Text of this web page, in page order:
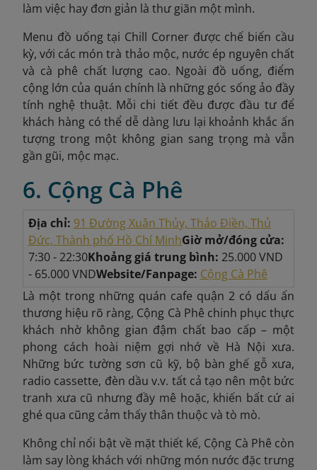
làm việc hay đơn giản là thư giãn một mình.
Menu đồ uống tại Chill Corner được chế biến cầu
kỳ, với các món trà thảo mộc, nước ép nguyên chất
và cà phê chất lượng cao. Ngoài đồ uống, điểm
cộng lớn của quán chính là những góc sống ảo đầy
tính nghệ thuật. Mỗi chi tiết đều được đầu tư để
khách hàng có thể dễ dàng lưu lại khoảnh khắc ấn
tượng trong một không gian sang trọng mà vẫn
gần gũi, mộc mạc.
6. Cộng Cà Phê
Địa chỉ: 91 Đường Xuân Thủy, Thảo Điền, Thủ
Đức, Thành phố Hồ Chí MinhGiờ mở/đóng cửa:
7:30 - 22:30Khoảng giá trung bình: 25.000 VND
- 65.000 VNDWebsite/Fanpage: Cộng Cà Phê
Là một trong những quán cafe quận 2 có dấu ấn
thương hiệu rõ ràng, Cộng Cà Phê chinh phục thực
khách nhờ không gian đậm chất bao cấp – một
phong cách hoài niệm gợi nhớ về Hà Nội xưa.
Những bức tường sơn cũ kỹ, bộ bàn ghế gỗ xưa,
radio cassette, đèn dầu v.v. tất cả tạo nên một bức
tranh xưa cũ nhưng đầy mê hoặc, khiến bất cứ ai
ghé qua cũng cảm thấy thân thuộc và tò mò.
Không chỉ nổi bật về mặt thiết kế, Cộng Cà Phê còn
làm say lòng khách với những món nước đặc trưng